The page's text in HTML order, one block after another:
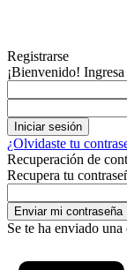
Registrarse
¡Bienvenido!
¿Olvidaste tu
Recuperación de
Recupera tu
Se te ha enviado